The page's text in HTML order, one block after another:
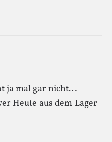
ja mal gar nicht…
Heute aus dem Lager